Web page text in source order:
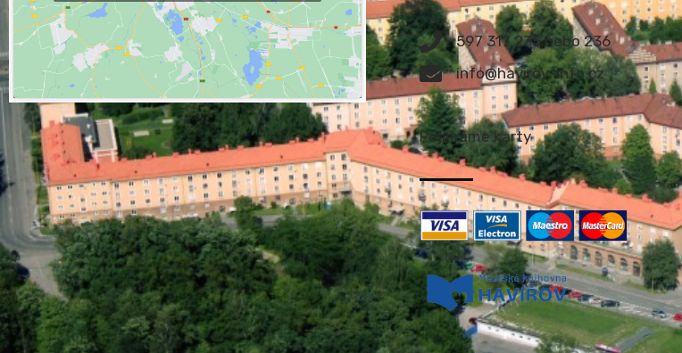
597 317 235 nebo 236
info@havirov-info.cz
Přijímáme karty